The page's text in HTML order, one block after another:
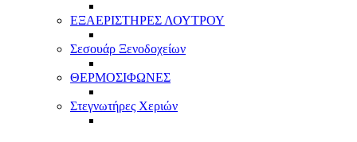
ΕΞΑΕΡΙΣΤΗΡΕΣ ΛΟΥΤΡΟΥ
Σεσουάρ Ξενοδοχείων
ΘΕΡΜΟΣΙΦΩΝΕΣ
Στεγνωτήρες Χεριών